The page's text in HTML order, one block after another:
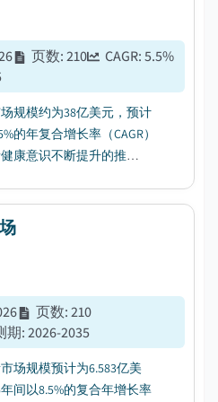
页数:210 CAGR:5.5%
规模约为38亿美元，预计
的年复合增长率（CAGR）
康意识不断提升的推
页数:210
期:2026-2035
场规模预计为6.583亿美
间以8.5%的复合年增长率